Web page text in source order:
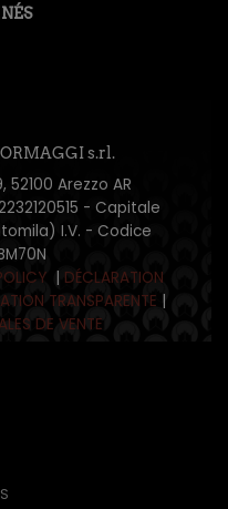
s.rl.
Arezzo AR
- Capitale
I.V. - Codice
| DÉCLARATION
TRANSPARENTE |
DE VENTE